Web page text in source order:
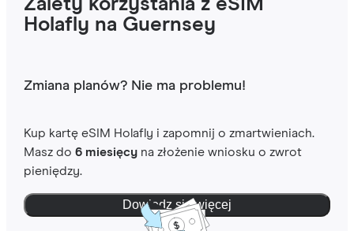
Zalety korzystania z eSIM
Holafly na Guernsey
Zmiana planów? Nie ma problemu!
Kup kartę eSIM Holafly i zapomnij o zmartwieniach.
Masz do 6 miesięcyna złożenie wniosku o zwrot
pieniędzy.
Dowiedz się więcej